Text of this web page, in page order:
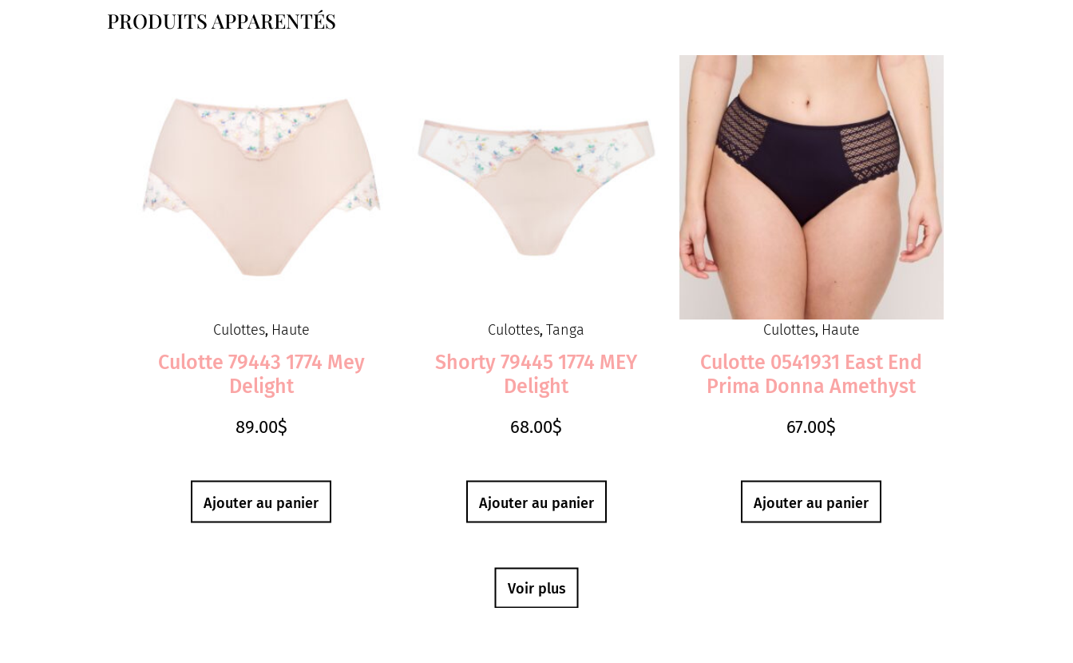
PRODUITS APPARENTÉS
Produits similaires
Culottes, Haute
Culotte 79443 1774 Mey
Delight
89.00$
Ajouter au panier
Culottes,Tanga
Shorty 79445 1774 MEY
Delight
68.00$
Ajouter au panier
Culottes, Haute
Culotte 0541931 East End
Prima Donna Amethyst
67.00$
Ajouter au panier
Voir plus